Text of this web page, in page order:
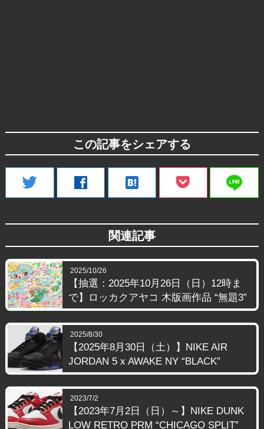
この記事をシェアする
twitter facebook hatenabookmark line
関連記事
2025/10/26
【抽選：2025年10月26日（日）12時ま
で】ロッカクアヤコ 木版画作品 “無題3”
2025/8/30
【2025年8月30日（土）】NIKE AIR
JORDAN 5 x AWAKE NY “BLACK”
2023/7/2
【2023年7月2日（日）～】NIKE DUNK
LOW RETRO PRM “CHICAGO SPLIT”